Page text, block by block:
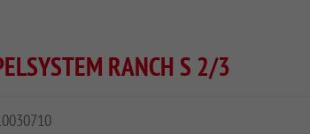
RANCH S 2/3